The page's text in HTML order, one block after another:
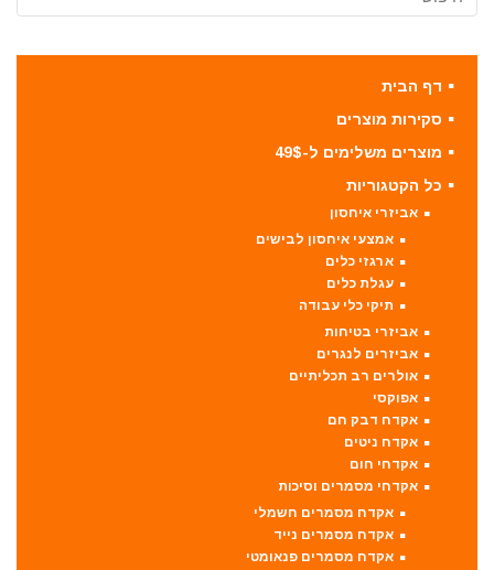
דף הבית
סקירות מוצרים
מוצרים משלימים ל-49$
כל הקטגוריות
אביזרי איחסון
אמצעי איחסון לבישים
ארגזי כלים
עגלת כלים
תיקי כלי עבודה
אביזרי בטיחות
אביזרים לנגרים
אולרים רב תכליתיים
אפוקסי
אקדח דבק חם
אקדח ניטים
אקדחי חום
אקדחי מסמרים וסיכות
אקדח מסמרים חשמלי
אקדח מסמרים נייד
אקדח מסמרים פנאומטי